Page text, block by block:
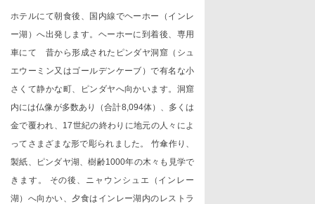
ホテルにて朝食後、国内線でヘーホー（インレ
ー湖）へ出発します。ヘーホーに到着後、専用
車にて 昔から形成されたピンダヤ洞窟（シュ
エウーミン又はゴールデンケーブ）で有名な小
さくて静かな町、ピンダヤへ向かいます。洞窟
内には仏像が多数あり（合計8,094体）、多くは
金で覆われ、 17世紀の終わりに地元の人々によ
ってさまざまな形で彫られました。 竹傘作り、
製紙、ピンダヤ湖、樹齢1000年の木々も見学で
きます。 その後、ニャウンシュエ（インレー
湖）へ向かい、夕食はインレー湖内のレストラ